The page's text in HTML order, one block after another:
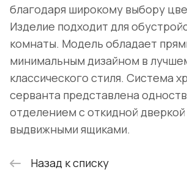
благодаря широкому выбору
Изделие подходит для
комнаты. Модель обладает
минимальным дизайном в
классического стиля. Система
серванта представлена
отделением с откидной
выдвижными ящиками.
Назад к списку